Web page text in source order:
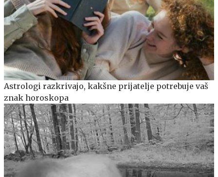
Astrologi razkrivajo, kakšne prijatelje potrebuje vaš
znak horoskopa